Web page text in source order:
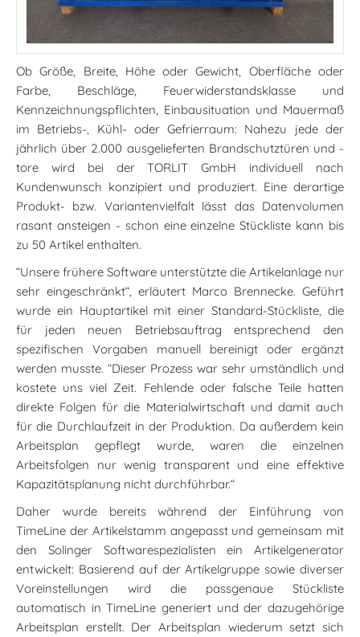
Ob Größe, Breite, Höhe oder Gewicht, Oberfläche oder
Farbe, Beschläge, Feuerwiderstandsklasse und
Kennzeichnungspflichten, Einbausituation und Mauermaß
im Betriebs-, Kühl- oder Gefrierraum: Nahezu jede der
jährlich über 2.000 ausgelieferten Brandschutztüren und -
tore wird bei der TORLIT GmbH individuell nach
Kundenwunsch konzipiert und produziert. Eine derartige
Produkt- bzw. Variantenvielfalt lässt das Datenvolumen
rasant ansteigen - schon eine einzelne Stückliste kann bis
zu 50 Artikel enthalten.
“Unsere frühere Software unterstützte die Artikelanlage nur
sehr eingeschränkt“, erläutert Marco Brennecke. Geführt
wurde ein Hauptartikel mit einer Standard-Stückliste, die
für jeden neuen Betriebsauftrag entsprechend den
spezifischen Vorgaben manuell bereinigt oder ergänzt
werden musste. “Dieser Prozess war sehr umständlich und
kostete uns viel Zeit. Fehlende oder falsche Teile hatten
direkte Folgen für die Materialwirtschaft und damit auch
für die Durchlaufzeit in der Produktion. Da außerdem kein
Arbeitsplan gepflegt wurde, waren die einzelnen
Arbeitsfolgen nur wenig transparent und eine effektive
Kapazitätsplanung nicht durchführbar.“
Daher wurde bereits während der Einführung von
TimeLine der Artikelstamm angepasst und gemeinsam mit
den Solinger Softwarespezialisten ein Artikelgenerator
entwickelt: Basierend auf der Artikelgruppe sowie diverser
Voreinstellungen wird die passgenaue Stückliste
automatisch in TimeLine generiert und der dazugehörige
Arbeitsplan erstellt. Der Arbeitsplan wiederum setzt sich